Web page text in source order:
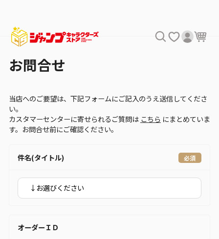
お問合せ
当店へのご要望は、下記フォームにご記入のうえ送信してくださ
い。
カスタマーセンターに寄せられるご質問は こちら にまとめていま
す。お問合せ前にご確認ください。
件名(タイトル)
オーダーＩＤ